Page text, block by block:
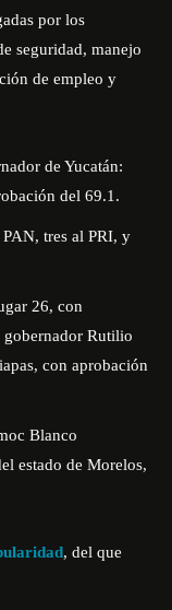
por los
seguridad, manejo
de empleo y
de Yucatán:
del 69.1.
tres al PRI, y
26, con
Rutilio
con aprobación
Blanco
estado de Morelos,
, del que